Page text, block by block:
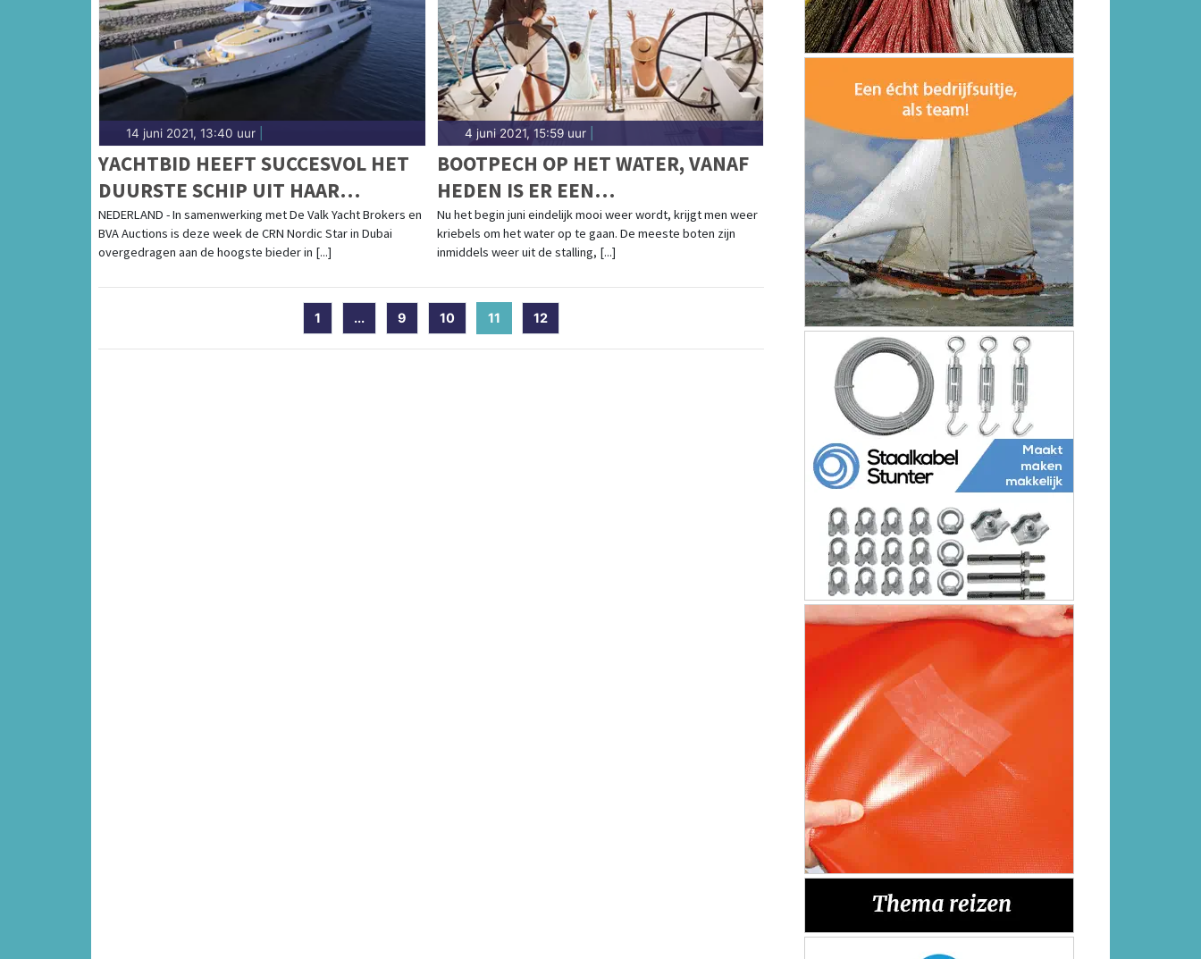
14 juni 2021, 13:40 uur
YACHTBID HEEFT SUCCESVOL HET
DUURSTE SCHIP UIT HAAR
BESTAAN SUCCESVOL GEVEILD!
NEDERLAND - In samenwerking met De Valk Yacht Brokers en
BVA Auctions is deze week de CRN Nordic Star in Dubai
overgedragen aan de hoogste bieder in [...]
4 juni 2021, 15:59 uur|
BOOTPECH OP HET WATER, VANAF
HEDEN IS ER EEN
TOTAALOPLOSSING
Nu het begin juni eindelijk mooi weer wordt, krijgt men weer
kriebels om het water op te gaan. De meeste boten zijn
inmiddels weer uit de stalling, [...]
1 ... 9 10 11 (current)
12